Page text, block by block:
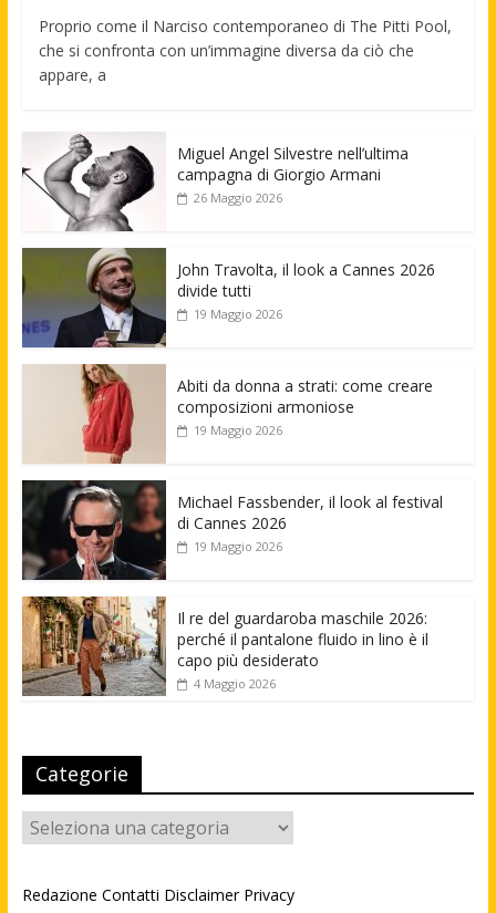
Proprio come il Narciso contemporaneo di The Pitti Pool,
che si confronta con un’immagine diversa da ciò che
appare, a
Miguel Angel Silvestre nell’ultima
campagna di Giorgio Armani
26 Maggio 2026
John Travolta, il look a Cannes 2026
divide tutti
19 Maggio 2026
Abiti da donna a strati: come creare
composizioni armoniose
19 Maggio 2026
Michael Fassbender, il look al festival
di Cannes 2026
19 Maggio 2026
Il re del guardaroba maschile 2026:
perché il pantalone fluido in lino è il
capo più desiderato
4 Maggio 2026
Categorie
Categorie
Redazione Contatti Disclaimer Privacy